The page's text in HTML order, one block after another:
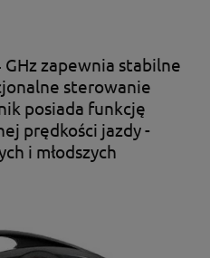
GHz zapewnia stabilne
sterowanie
posiada funkcję
prędkości jazdy -
i młodszych